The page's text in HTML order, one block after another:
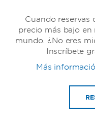
Cuando reservas
precio más bajo en
mundo. ¿No eres
Inscríbete
Más